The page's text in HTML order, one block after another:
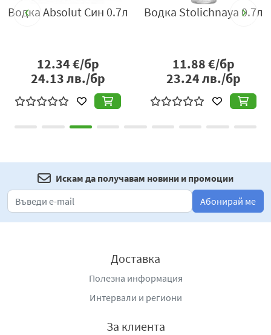
Водка Absolut Син 0.7л
12.34€/бр
24.13лв./бр
Водка Stolichnaya 0.7л
11.88€/бр
23.24лв./бр
Искам да получавам новини и промоции
Абонирай ме
Доставка
Полезна информация
Интервали и региони
За клиента